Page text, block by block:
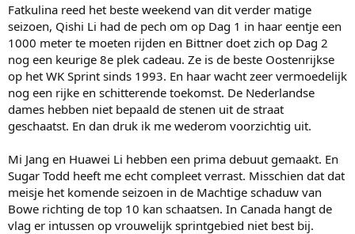
Fatkulina reed het beste weekend van dit verder matige
seizoen, Qishi Li had de pech om op Dag 1 in haar eentje een
1000 meter te moeten rijden en Bittner doet zich op Dag 2
nog een keurige 8e plek cadeau. Ze is de beste Oostenrijkse
op het WK Sprint sinds 1993. En haar wacht zeer vermoedelijk
nog een rijke en schitterende toekomst. De Nederlandse
dames hebben niet bepaald de stenen uit de straat
geschaatst. En dan druk ik me wederom voorzichtig uit.
Mi Jang en Huawei Li hebben een prima debuut gemaakt. En
Sugar Todd heeft me echt compleet verrast. Misschien dat dat
meisje het komende seizoen in de Machtige schaduw van
Bowe richting de top 10 kan schaatsen. In Canada hangt de
vlag er intussen op vrouwelijk sprintgebied niet best bij.